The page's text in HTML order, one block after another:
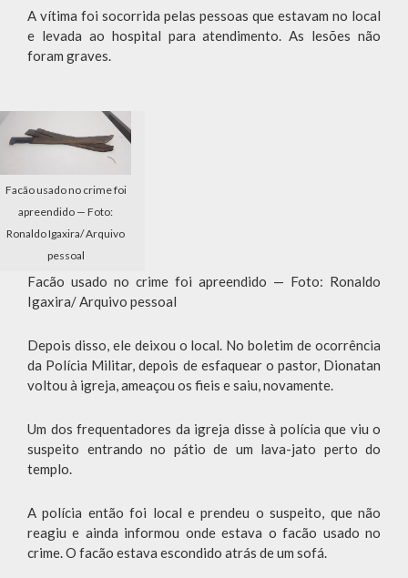
A vítima foi socorrida pelas pessoas que estavam no local
e levada ao hospital para atendimento. As lesões não
foram graves.
Facão usado no crime foi
apreendido — Foto:
Ronaldo Igaxira/ Arquivo
pessoal
Facão usado no crime foi apreendido — Foto: Ronaldo
Igaxira/ Arquivo pessoal
Depois disso, ele deixou o local. No boletim de ocorrência
da Polícia Militar, depois de esfaquear o pastor, Dionatan
voltou à igreja, ameaçou os fieis e saiu, novamente.
Um dos frequentadores da igreja disse à polícia que viu o
suspeito entrando no pátio de um lava-jato perto do
templo.
A polícia então foi local e prendeu o suspeito, que não
reagiu e ainda informou onde estava o facão usado no
crime. O facão estava escondido atrás de um sofá.